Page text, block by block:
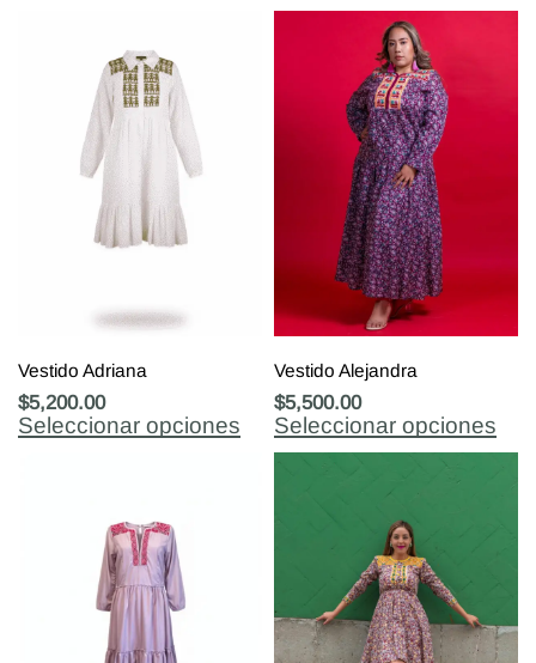
Vestido Adriana
$5,200.00
Seleccionar opciones
Vestido Alejandra
$5,500.00
Seleccionar opciones